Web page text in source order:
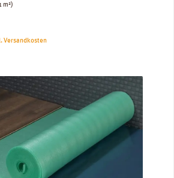
m²)
Versandkosten